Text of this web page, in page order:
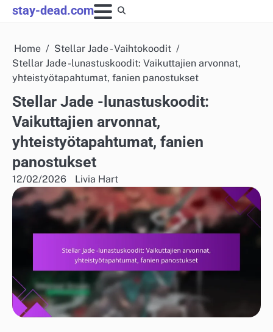
Skip
to
stay-dead.com
Home
Stellar Jade - Vaihtokoodit
Stellar Jade -lunastuskoodit: Vaikuttajien arvonnat,
yhteistyötapahtumat, fanien panostukset
Stellar Jade -lunastuskoodit:
Vaikuttajien arvonnat,
yhteistyötapahtumat, fanien
panostukset
12/02/2026 Livia Hart